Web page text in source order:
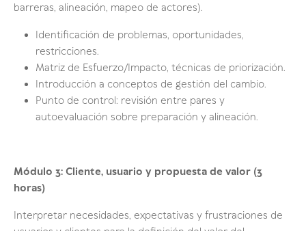
barreras, alineación, mapeo de actores).
Identificación de problemas, oportunidades,
restricciones.
Matriz de Esfuerzo/Impacto, técnicas de priorización.
Introducción a conceptos de gestión del cambio.
Punto de control: revisión entre pares y
autoevaluación sobre preparación y alineación.
Módulo 3: Cliente, usuario y propuesta de valor (3
horas)
Interpretar necesidades, expectativas y frustraciones de